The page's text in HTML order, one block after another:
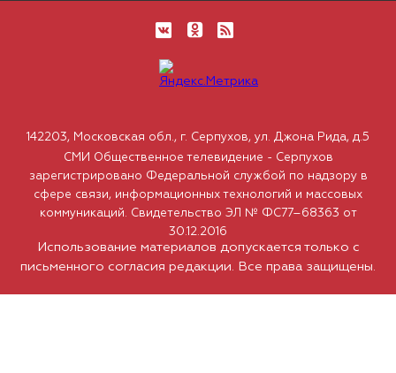
Использование материалов допускается только с
письменного согласия редакции. Все права защищены.
142203, Московская обл., г. Серпухов, ул. Джона Рида, д.5
СМИ Общественное телевидение - Серпухов
зарегистрировано Федеральной службой по надзору в
сфере связи, информационных технологий и массовых
коммуникаций. Свидетельство ЭЛ № ФС77–68363 от
30.12.2016